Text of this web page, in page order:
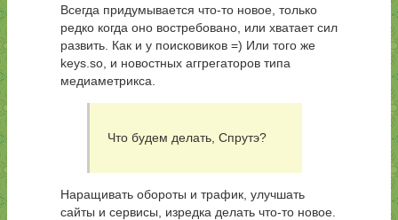
Всегда придумывается что-то новое, только
редко когда оно востребовано, или хватает сил
развить. Как и у поисковиков =) Или того же
keys.so, и новостных аггрегаторов типа
медиаметрикса.
Что будем делать, Спрутэ?
Наращивать обороты и трафик, улучшать
сайты и сервисы, изредка делать что-то новое.